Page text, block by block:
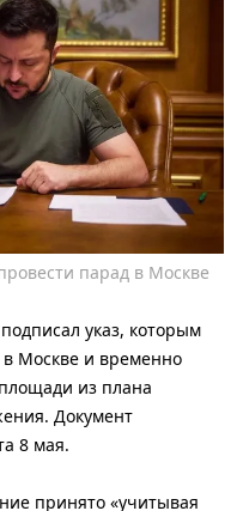
парад в Москве
указ, которым
Москве и временно
из плана
Документ
8 мая.
принято «учитывая